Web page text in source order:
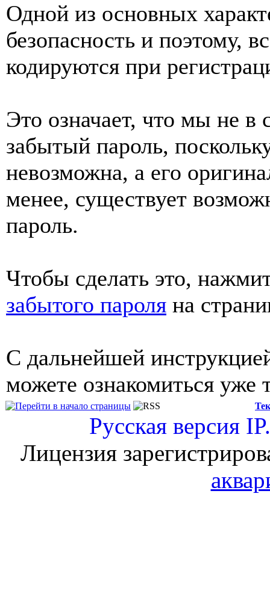
Одной из основных
безопасность и поэтому,
кодируются при
Это означает, что мы не в
забытый пароль,
невозможна, а его
менее, существует
пароль.
Чтобы сделать это,
забытого пароля на
С дальнейшей
можете ознакомиться уже
Русская версия
Лицензия